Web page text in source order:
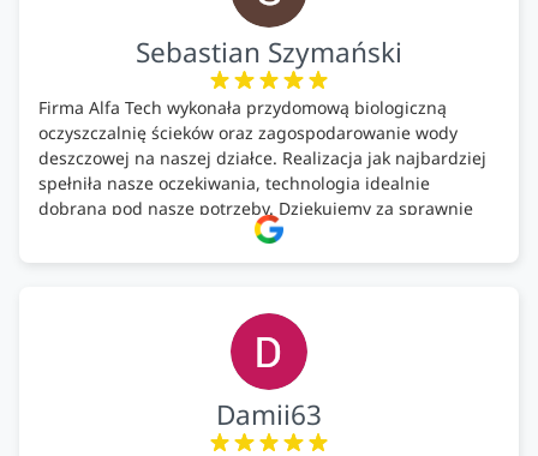
Sebastian Szymański
Firma Alfa Tech wykonała przydomową biologiczną
oczyszczalnię ścieków oraz zagospodarowanie wody
deszczowej na naszej działce. Realizacja jak najbardziej
spełniła nasze oczekiwania, technologia idealnie
dobrana pod nasze potrzeby. Dziękujemy za sprawnie
wykonany montaż w świetnej atmosferze! Polecam!
Damii63